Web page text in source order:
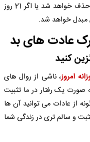
روز انجام کاری را ترک کند، به مرور از رفتار او حذف خواهد شد یا اگر 21 روز
مبدل خواهد شد.
عادت های بد
امروز، ناشی از روال های
صورت یک رفتار در ما تثبیت
از عادات می توانید آن ها
و سالم تری در زندگی شما